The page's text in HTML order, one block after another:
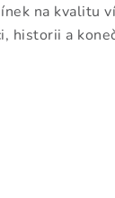
na kvalitu
historii a